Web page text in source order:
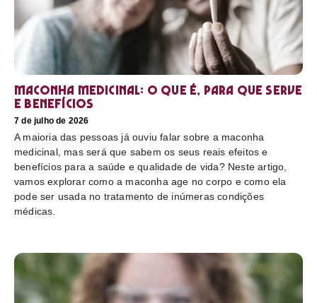
Maconha medicinal: O que é, para que serve
e benefícios
7 de julho de 2026
A maioria das pessoas já ouviu falar sobre a maconha
medicinal, mas será que sabem os seus reais efeitos e
benefícios para a saúde e qualidade de vida? Neste artigo,
vamos explorar como a maconha age no corpo e como ela
pode ser usada no tratamento de inúmeras condições
médicas.